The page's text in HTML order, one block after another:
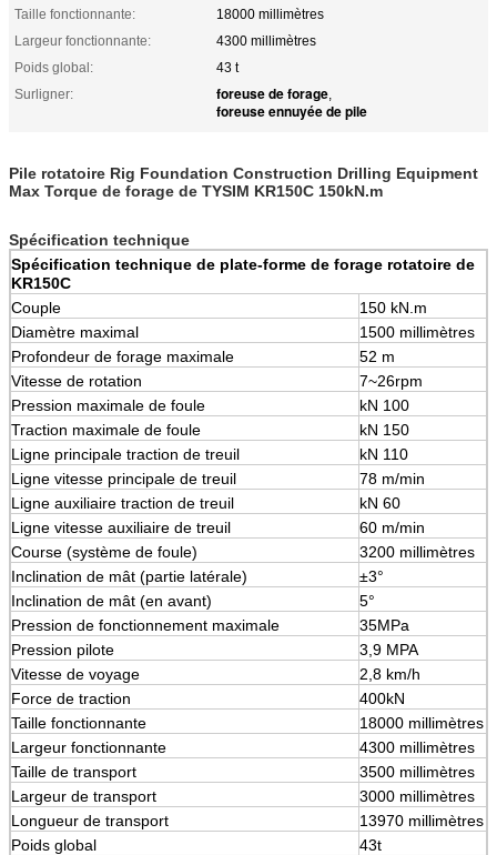
Taille fonctionnante:
18000 millimètres
Largeur fonctionnante:
4300 millimètres
Poids global:
43 t
Surligner:
foreuse de forage,
foreuse ennuyée de pile
Pile rotatoire Rig Foundation Construction Drilling Equipment
Max Torque de forage de TYSIM KR150C 150kN.m
Spécification technique
Spécification technique de plate-forme de forage rotatoire de
KR150C
Couple
150 kN.m
Diamètre maximal
1500 millimètres
Profondeur de forage maximale
52 m
Vitesse de rotation
7~26rpm
Pression maximale de foule
kN 100
Traction maximale de foule
kN 150
Ligne principale traction de treuil
kN 110
Ligne vitesse principale de treuil
78 m/min
Ligne auxiliaire traction de treuil
kN 60
Ligne vitesse auxiliaire de treuil
60 m/min
Course (système de foule)
3200 millimètres
Inclination de mât (partie latérale)
±3°
Inclination de mât (en avant)
5°
Pression de fonctionnement maximale
35MPa
Pression pilote
3,9 MPA
Vitesse de voyage
2,8 km/h
Force de traction
400kN
Taille fonctionnante
18000 millimètres
Largeur fonctionnante
4300 millimètres
Taille de transport
3500 millimètres
Largeur de transport
3000 millimètres
Longueur de transport
13970 millimètres
Poids global
43t